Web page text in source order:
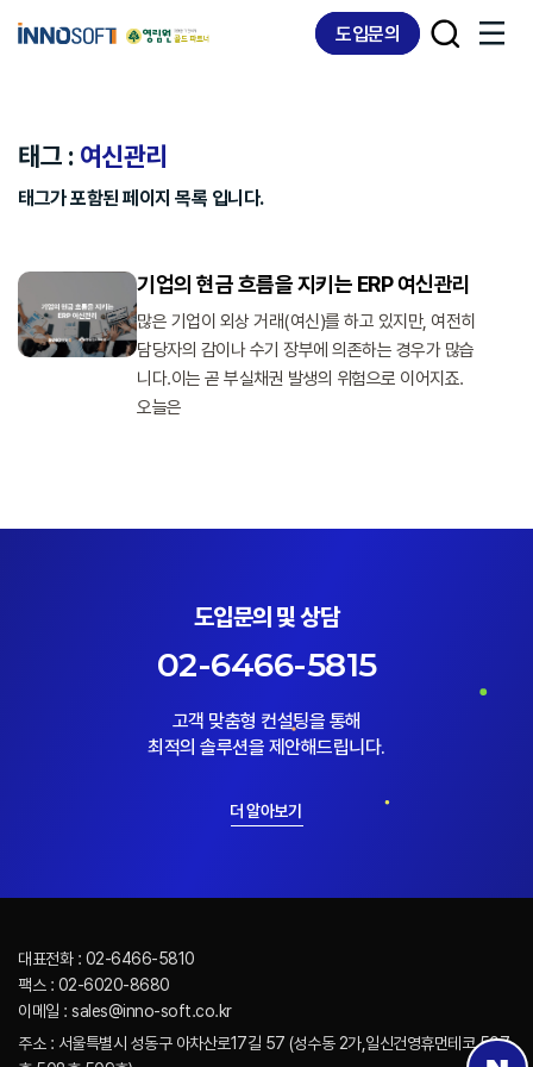
links
도입문의
태그 : 여신관리
태그가 포함된 페이지 목록 입니다.
기업의 현금 흐름을 지키는 ERP 여신관리
많은 기업이 외상 거래(여신)를 하고 있지만, 여전히
담당자의 감이나 수기 장부에 의존하는 경우가 많습
니다.이는 곧 부실채권 발생의 위험으로 이어지죠.
오늘은
도입문의 및 상담
02-6466-5815
고객 맞춤형 컨설팅을 통해
최적의 솔루션을 제안해드립니다.
더 알아보기
대표전화 : 02-6466-5810
팩스 : 02-6020-8680
이메일 : sales@inno-soft.co.kr
주소 : 서울특별시 성동구 아차산로17길 57 (성수동 2가,일신건영휴먼테코 507